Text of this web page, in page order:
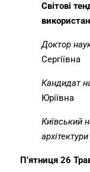
Світові
Доктор
Сергіївна
Кандидат
Юріївна
Київський
архітектури
П’ятниця 26